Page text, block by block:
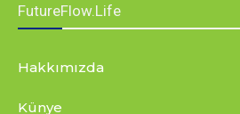
FutureFlow.Life
Hakkımızda
Künye